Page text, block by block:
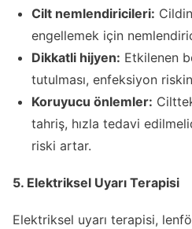
Cilt nemlendiricileri:
engellemek için
Dikkatli hijyen: Etkilenen
tutulması, enfeksiyon
Koruyucu önlemler:
tahriş, hızla tedavi
riski artar.
5. Elektriksel Uyarı Terapisi
Elektriksel uyarı terapisi,